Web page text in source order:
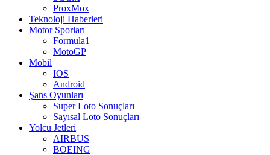
ProxMox
Teknoloji Haberleri
Motor Sporları
Formula1
MotoGP
Mobil
IOS
Android
Şans Oyunları
Super Loto Sonuçları
Sayısal Loto Sonuçları
Yolcu Jetleri
AIRBUS
BOEING